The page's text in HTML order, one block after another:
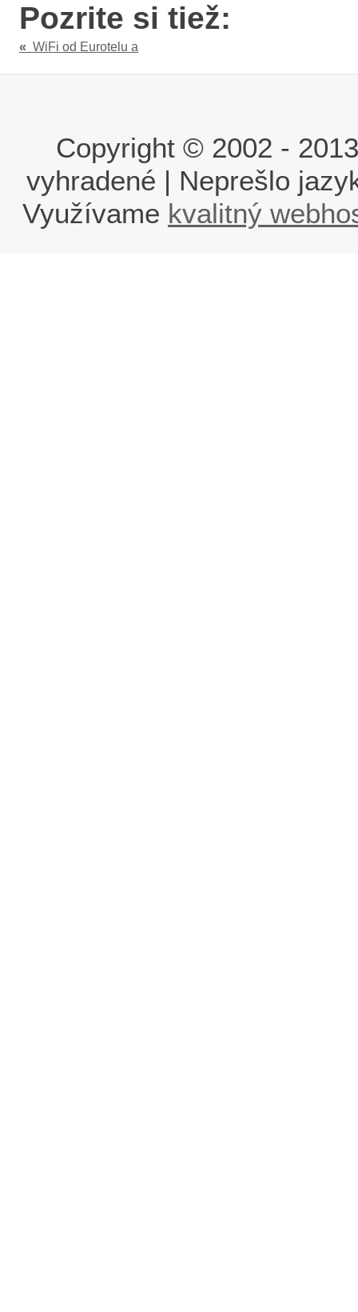
Pozrite si tiež:
« WiFi od Eurotelu a
Copyright © 2002 -
vyhradené | Neprešlo
Využívame kvalitný